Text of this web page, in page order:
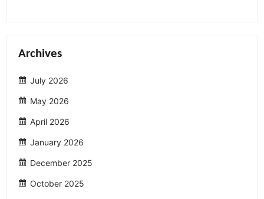
Archives
July 2026
May 2026
April 2026
January 2026
December 2025
October 2025